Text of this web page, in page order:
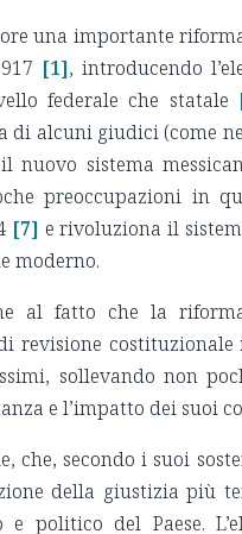
una importante
[1], introducendo
federale che statale
alcuni giudici (come
nuovo sistema
preoccupazioni in
[7] e rivoluziona il
moderno.
al fatto che la
revisione costituzionale
sollevando non
e l’impatto dei suoi
che, secondo i suoi
della giustizia più
politico del Paese.